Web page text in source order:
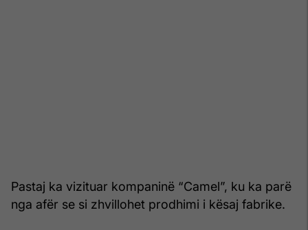
Pastaj ka vizituar kompaninë “Camel”, ku ka parë
nga afër se si zhvillohet prodhimi i kësaj fabrike.